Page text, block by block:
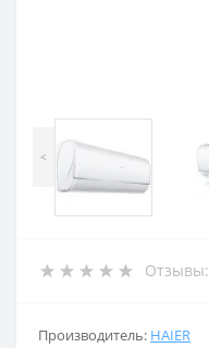
<
Отзывы:
Производитель: HAIER